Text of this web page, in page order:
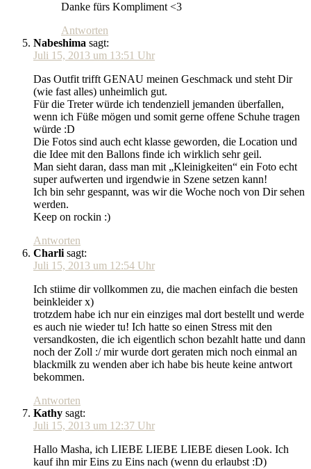
Danke fürs Kompliment <3
Antworten
Nabeshima sagt:
Juli 15, 2013 um 13:51 Uhr
Das Outfit trifft GENAU meinen Geschmack und steht Dir
(wie fast alles) unheimlich gut.
Für die Treter würde ich tendenziell jemanden überfallen,
wenn ich Füße mögen und somit gerne offene Schuhe tragen
würde :D
Die Fotos sind auch echt klasse geworden, die Location und
die Idee mit den Ballons finde ich wirklich sehr geil.
Man sieht daran, dass man mit „Kleinigkeiten“ ein Foto echt
super aufwerten und irgendwie in Szene setzen kann!
Ich bin sehr gespannt, was wir die Woche noch von Dir sehen
werden.
Keep on rockin :)
Antworten
Charli sagt:
Juli 15, 2013 um 12:54 Uhr
Ich stiime dir vollkommen zu, die machen einfach die besten
beinkleider x)
trotzdem habe ich nur ein einziges mal dort bestellt und werde
es auch nie wieder tu! Ich hatte so einen Stress mit den
versandkosten, die ich eigentlich schon bezahlt hatte und dann
noch der Zoll :/ mir wurde dort geraten mich noch einmal an
blackmilk zu wenden aber ich habe bis heute keine antwort
bekommen.
Antworten
Kathy sagt:
Juli 15, 2013 um 12:37 Uhr
Hallo Masha, ich LIEBE LIEBE LIEBE diesen Look. Ich
kauf ihn mir Eins zu Eins nach (wenn du erlaubst :D)